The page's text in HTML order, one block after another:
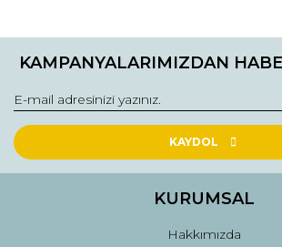
konularda yetersiz gördüğünüz noktaları
Görüş ve önerileriniz için teşekkür ederiz.
Ürün resmi kalitesiz, bozuk veya
Ürün açıklamasında eksik bilgiler bulunuyor.
Ürün fiyatı diğer sitelerden daha pahalı.
KAMPANYALARIMIZDAN
KAYDOL
KURUMSAL
Hakkımızda